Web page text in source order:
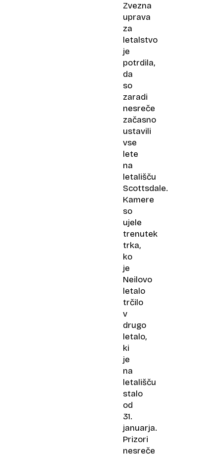
Zvezna
uprava
za
letalstvo
je
potrdila,
da
so
zaradi
nesreče
začasno
ustavili
vse
lete
na
letališču
Scottsdale.
Kamere
so
ujele
trenutek
trka,
ko
je
Neilovo
letalo
trčilo
v
drugo
letalo,
ki
je
na
letališču
stalo
od
31.
januarja.
Prizori
nesreče